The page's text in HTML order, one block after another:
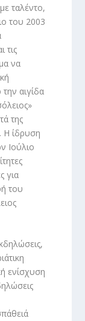
ταλέντο,
του 2003
τις
να
αιγίδα
της
Η ίδρυση
Ιούλιο
για
του
ενίσχυση